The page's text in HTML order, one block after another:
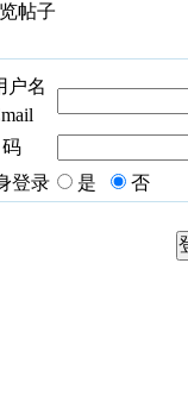
帖子
户名
登录
是 否